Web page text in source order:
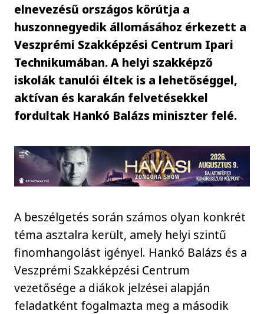
elnevezésű országos körútja a
huszonnegyedik állomásához érkezett a
Veszprémi Szakképzési Centrum Ipari
Technikumában. A helyi szakképző
iskolák tanulói éltek is a lehetőséggel,
aktívan és karakán felvetésekkel
fordultak Hankó Balázs miniszter felé.
A beszélgetés során számos olyan konkrét
téma asztalra került, amely helyi szintű
finomhangolást igényel. Hankó Balázs és a
Veszprémi Szakképzési Centrum
vezetősége a diákok jelzései alapján
feladatként fogalmazta meg a második